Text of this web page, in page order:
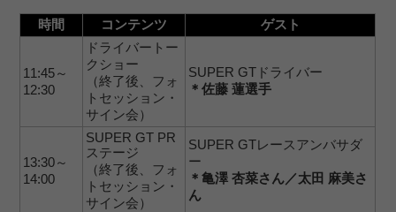
時間 コンテンツ ゲスト
11:45～
12:30
ドライバートー
クショー
（終了後、フォ
トセッション・
サイン会）
SUPER GTドライバー
＊佐藤 蓮選手
13:30～
14:00
SUPER GT PR
ステージ
（終了後、フォ
トセッション・
サイン会）
SUPER GTレースアンバサダ
ー
＊亀澤 杏菜さん／太田 麻美さ
ん